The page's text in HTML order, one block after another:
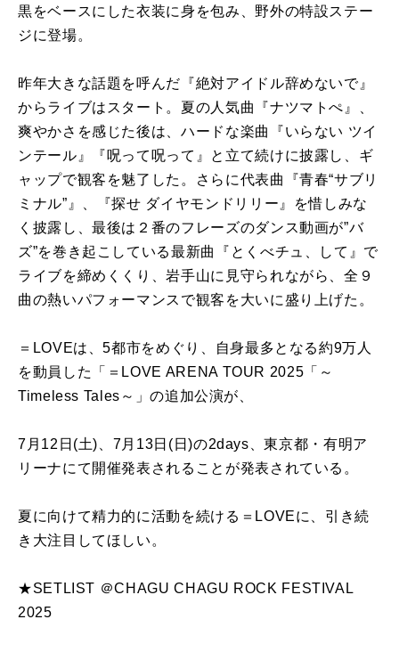
黒をベースにした衣装に身を包み、野外の特設ステー
ジに登場。
昨年大きな話題を呼んだ『絶対アイドル辞めないで』
からライブはスタート。夏の人気曲『ナツマトぺ』、
爽やかさを感じた後は、ハードな楽曲『いらない ツイ
ンテール』『呪って呪って』と立て続けに披露し、ギ
ャップで観客を魅了した。さらに代表曲『青春“サブリ
ミナル”』、『探せ ダイヤモンドリリー』を惜しみな
く披露し、最後は２番のフレーズのダンス動画が”バ
ズ”を巻き起こしている最新曲『とくべチュ、して』で
ライブを締めくくり、岩手山に見守られながら、全９
曲の熱いパフォーマンスで観客を大いに盛り上げた。
＝LOVEは、5都市をめぐり、自身最多となる約9万人
を動員した「＝LOVE ARENA TOUR 2025「～
Timeless Tales～」の追加公演が、
7月12日(土)、7月13日(日)の2days、東京都・有明ア
リーナにて開催発表されることが発表されている。
夏に向けて精力的に活動を続ける＝LOVEに、引き続
き大注目してほしい。
★SETLIST ＠CHAGU CHAGU ROCK FESTIVAL
2025